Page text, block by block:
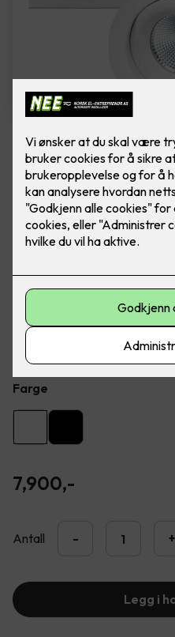
8 stk hvite
rehab inkl.
Ferdig montert -
Flott LED downlight med 42
graders vipp i to retninger til
dimmer. Inkludert montering.
Farge
7,900,-
Antall - +
Legg i